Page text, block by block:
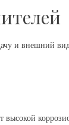
и внешний